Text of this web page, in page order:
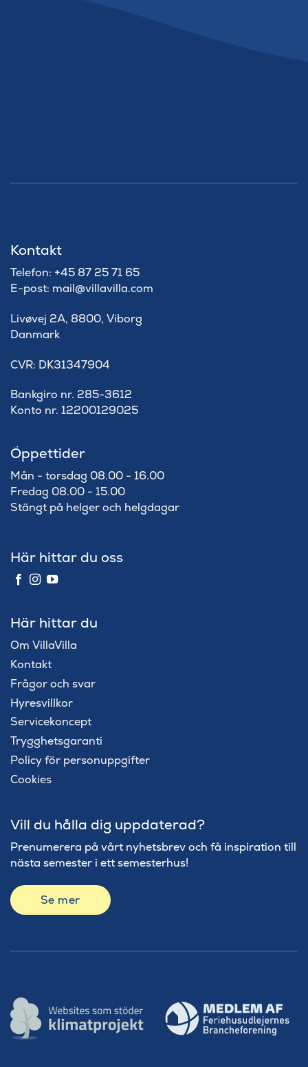
Kontakt
Telefon: +45 87 25 71 65
E-post: mail@villavilla.com
Livøvej 2A, 8800, Viborg
Danmark
​CVR: DK31347904
Bankgiro nr. 285-3612
Konto nr. 12200129025
Öppettider
Mån - torsdag 08.00 - 16.00
Fredag 08.00 - 15.00
Stängt på helger och helgdagar
Här hittar du oss
Här hittar du
Om VillaVilla
Kontakt
Frågor och svar
Hyresvillkor
Servicekoncept
Trygghetsgaranti
Policy för personuppgifter
Cookies
Vill du hålla dig uppdaterad?
Prenumerera på vårt nyhetsbrev och få inspiration till
nästa semester i ett semesterhus!
Se mer